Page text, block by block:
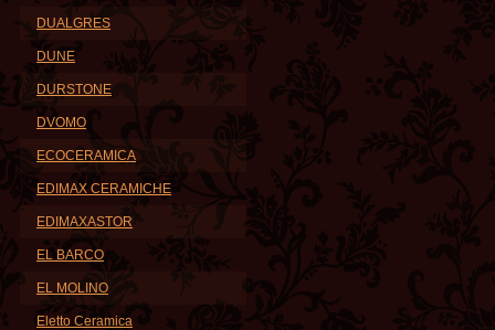
DUALGRES
DUNE
DURSTONE
DVOMO
ECOCERAMICA
EDIMAX CERAMICHE
EDIMAXASTOR
EL BARCO
EL MOLINO
Eletto Ceramica